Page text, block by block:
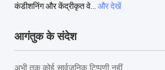
कंडीशनिंग और केंद्रीकृत वे...
और देखें
आगंतुक के संदेश
अभी तक कोई सार्वजनिक टिप्पणी नहीं